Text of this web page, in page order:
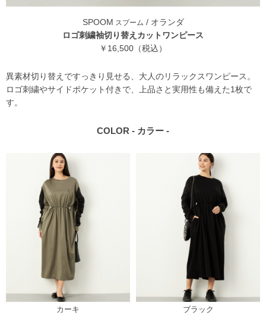
SPOOM スプーム / オランダ
ロゴ刺繍袖切り替えカットワンピース
￥16,500（税込）
異素材切り替えですっきり見せる、大人のリラックスワンピース。
ロゴ刺繍やサイドポケット付きで、上品さと実用性も備えた1枚で
す。
COLOR - カラー -
カーキ ブラック